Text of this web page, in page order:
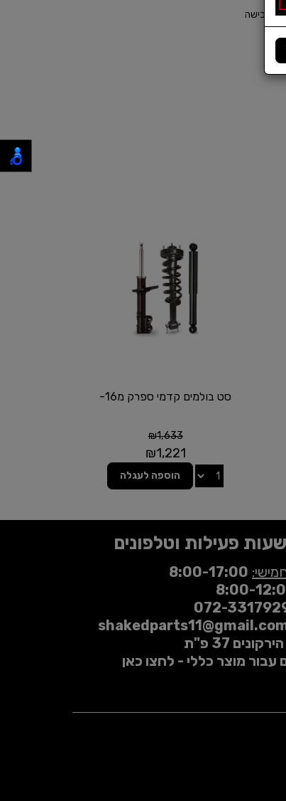
סט בולמים קדמי ספרק מ16-
₪1,633
₪1,221
הוספה לעגלה
שעות פעילות וטלפונים
8:00-17:00
8:00-
072-
הירקונים 37 פ"ת
עבור מוצר כללי - לחצו כאן